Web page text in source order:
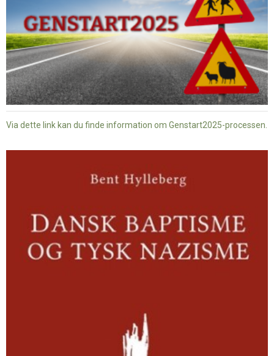
Via dette link kan du finde information om Genstart2025-processen.